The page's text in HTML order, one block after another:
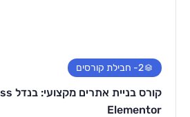
2- חבילת קורסים
Elementor